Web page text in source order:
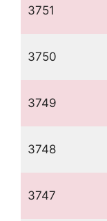
3751
3750
3749
3748
3747